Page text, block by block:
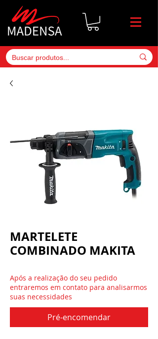
MARTELETE
COMBINADO MAKITA
Após a realização do seu pedido
entraremos em contato para analisarmos
suas necessidades
Pré-encomendar